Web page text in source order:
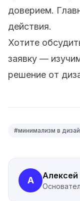
доверием.
действия.
Хотите
заявку —
решение от
#минимализм в
А Алексей